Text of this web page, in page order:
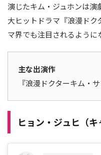
演じたキム・ジュホンは演
大ヒットドラマ『浪漫ドク
マ界でも注目されるように
主な出演作
『浪漫ドクターキム・
ヒョン・ジュヒ（キ